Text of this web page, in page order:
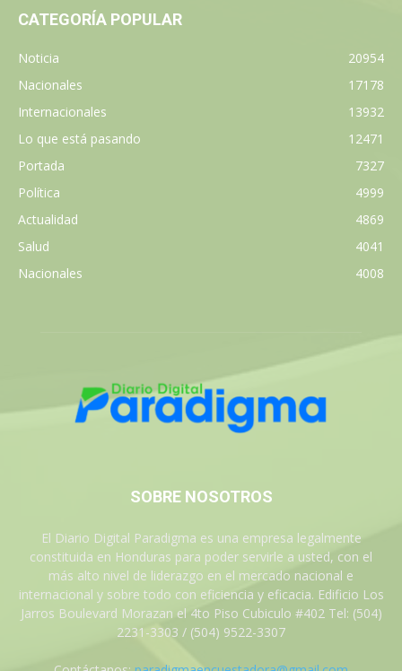
CATEGORÍA POPULAR
Noticia
20954
Nacionales
17178
Internacionales
13932
Lo que está pasando
12471
Portada
7327
Política
4999
Actualidad
4869
Salud
4041
Nacionales
4008
SOBRE NOSOTROS
El Diario Digital Paradigma es una empresa legalmente
constituida en Honduras para poder servirle a usted, con el
más alto nivel de liderazgo en el mercado nacional e
internacional y sobre todo con eficiencia y eficacia. Edificio Los
Jarros Boulevard Morazan el 4to Piso Cubiculo #402 Tel: (504)
2231-3303 / (504) 9522-3307